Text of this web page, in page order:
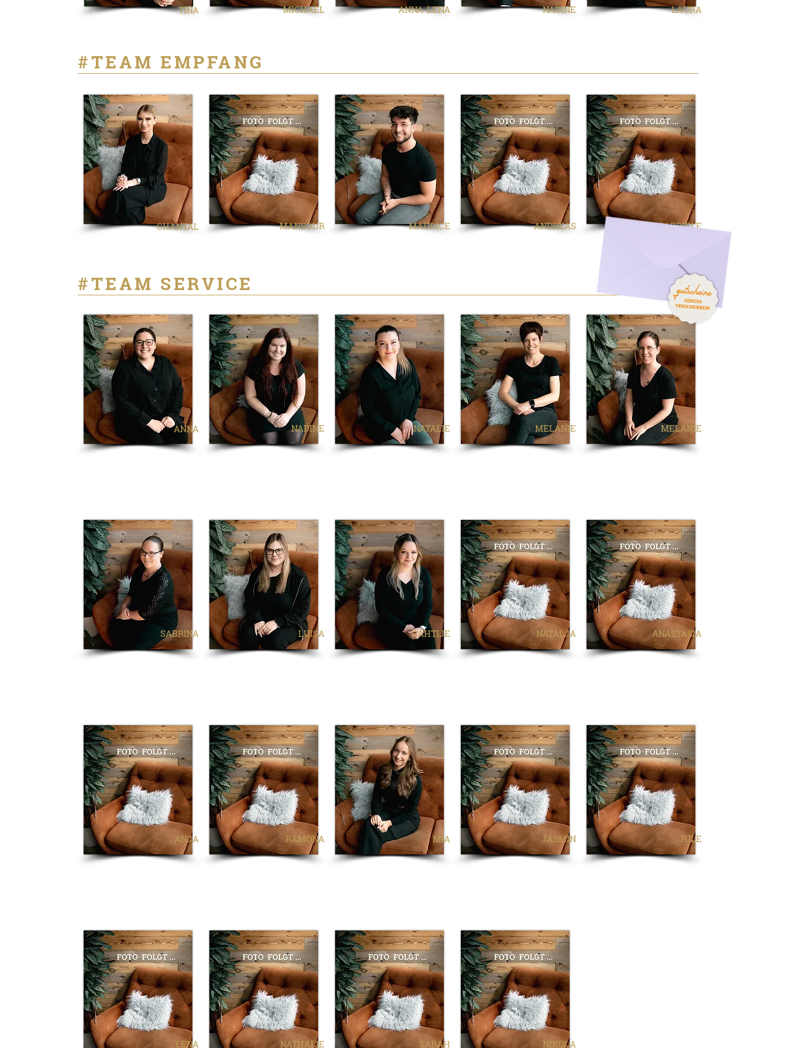
TINA MICHAEL ANNA-LENA NADINE LAURA
CHANTAL MANSOUR MAURICE ANDREAS GABRIELE
#TEAM EMPFANG
ANNA
SABRINA
ANJA
LENA
NADINE
LUISA
RAMONA
NATHALIE
NATALIE
BAHTIJE
MIA
SARAH
MELANIE
NATALJA
JASMIN
NIKOLA
MELANIE
ANASTASIA
JULE
#TEAM SERVICE